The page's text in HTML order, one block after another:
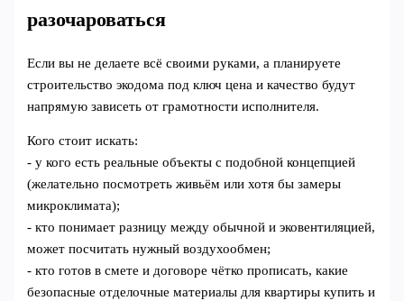
разочароваться
Если вы не делаете всё своими руками, а планируете
строительство экодома под ключ цена и качество будут
напрямую зависеть от грамотности исполнителя.
Кого стоит искать:
- у кого есть реальные объекты с подобной концепцией
(желательно посмотреть живьём или хотя бы замеры
микроклимата);
- кто понимает разницу между обычной и эковентиляцией,
может посчитать нужный воздухообмен;
- кто готов в смете и договоре чётко прописать, какие
безопасные отделочные материалы для квартиры купить и